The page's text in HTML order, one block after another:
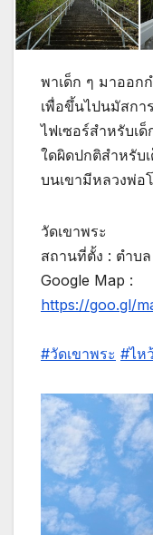
พาเด็ก ๆ มาออก
เพื่อขึ้นไปนมัสก
ไฟเซอร์สำหรับเ
ใดผิดปกติสำหรับ
บนเขามีหลวงพ่อ
วัดเขาพระ
สถานที่ตั้ง : ตำบ
Google Map :
https://goo.gl/
#วัดเขาพระ #ไห